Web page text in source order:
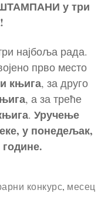
у три
!
најбоља рада.
прво место
књига, за друго
, а за треће
. Уручење
у понедељак,
године.
конкурс, месец